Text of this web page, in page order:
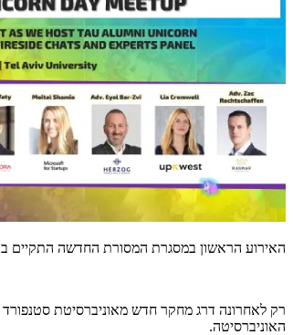
האירוע הראשון במסגרת המסורת החדשה התקיים
רק לאחרונה דרג מחקר חדש מאוניברסיטת
האוניברסיטה.